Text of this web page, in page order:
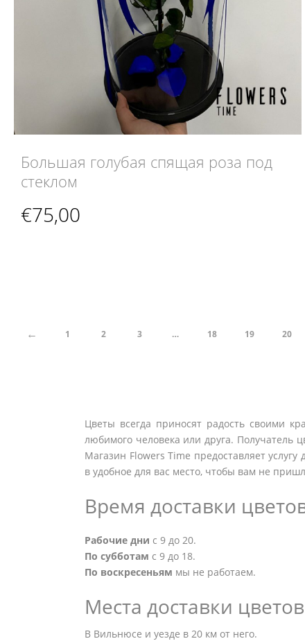
Большая голубая спящая роза под
стеклом
€75,00
← 1 2 3 … 18 19 20
Цветы всегда приносят радость своими
любимого человека или друга. Получатель
Магазин Flowers Time предоставляет услугу
в удобное для вас место, чтобы вам не
Время доставки
Рабочие дни с 9 до 20.
По субботам с 9 до 18.
По воскресеньям мы не работаем.
Места доставки
В Вильнюсе и уезде в 20 км от него.